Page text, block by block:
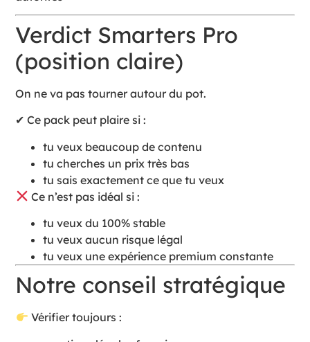
Verdict Smarters Pro
(position claire)
On ne va pas tourner autour du pot.
✔ Ce pack peut plaire si :
tu veux beaucoup de contenu
tu cherches un prix très bas
tu sais exactement ce que tu veux
Ce n’est pas idéal si :
tu veux du 100% stable
tu veux aucun risque légal
tu veux une expérience premium constante
Notre conseil stratégique
Vérifier toujours :